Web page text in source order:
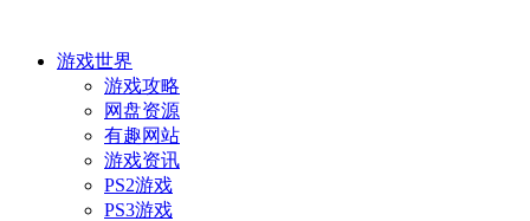
游戏世界
游戏攻略
网盘资源
有趣网站
游戏资讯
PS2游戏
PS3游戏